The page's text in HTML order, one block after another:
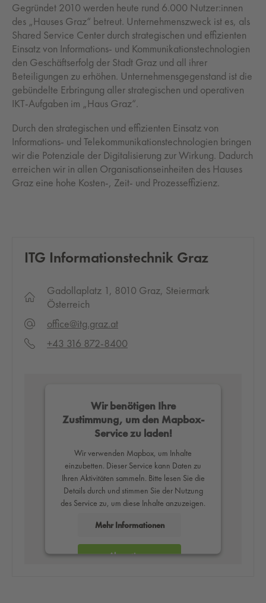
Gegründet 2010 werden heute rund 6.000 Nutzer:innen
des „Hauses Graz“ betreut. Unternehmenszweck ist es, als
Shared Service Center durch strategischen und effizienten
Einsatz von Informations- und Kommunikationstechnologien
den Geschäftserfolg der Stadt Graz und all ihrer
Beteiligungen zu erhöhen. Unternehmensgegenstand ist die
gebündelte Erbringung aller strategischen und operativen
IKT-Aufgaben im „Haus Graz“.
Durch den strategischen und effizienten Einsatz von
Informations- und Telekommunikationstechnologien bringen
wir die Potenziale der Digitalisierung zur Wirkung. Dadurch
erreichen wir in allen Organisationseinheiten des Hauses
Graz eine hohe Kosten-, Zeit- und Prozesseffizienz.
ITG Informationstechnik Graz
Gadollaplatz 1, 8010 Graz, Steiermark
Österreich
office@itg.graz.at
+43 316 872-8400
Wir benötigen Ihre
Zustimmung, um den Mapbox-
Service zu laden!
Wir verwenden Mapbox, um Inhalte
einzubetten. Dieser Service kann Daten zu
Ihren Aktivitäten sammeln. Bitte lesen Sie die
Details durch und stimmen Sie der Nutzung
des Service zu, um diese Inhalte anzuzeigen.
Mehr Informationen
Akzeptieren